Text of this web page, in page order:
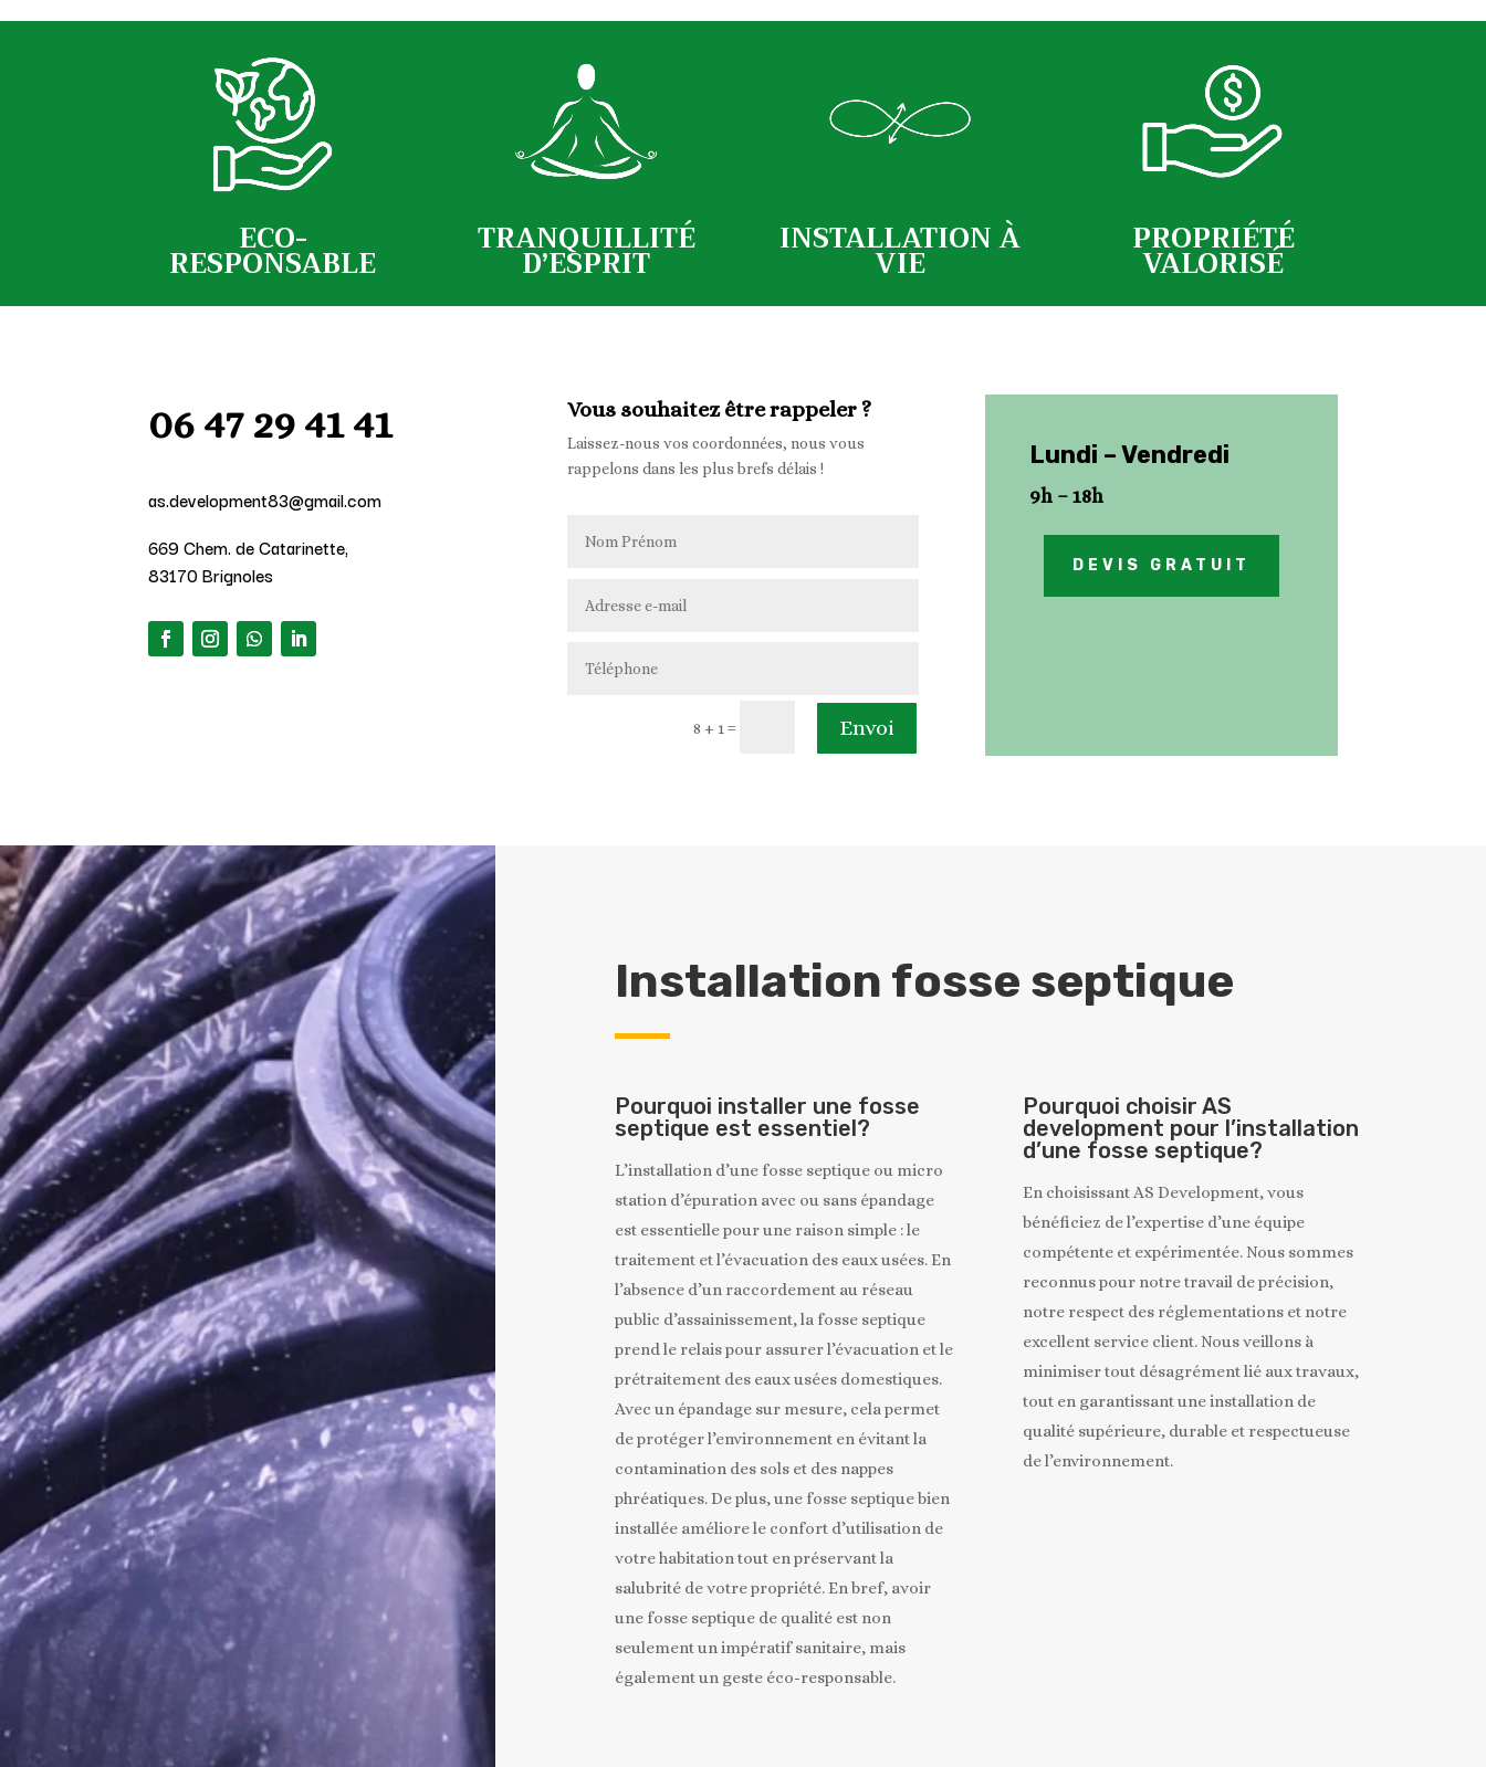
ECO-
RESPONSABLE
TRANQUILLITÉ
D’ESPRIT
INSTALLATION À
VIE
PROPRIÉTÉ
VALORISÉ
06 47 29 41 41
as.development83@gmail.com
669 Chem. de Catarinette,
83170 Brignoles
Vous souhaitez être rappeler ?
Laissez-nous vos coordonnées, nous vous
rappelons dans les plus brefs délais !
8 + 1= Envoi
Lundi – Vendredi
9h – 18h
DEVIS GRATUIT
Installation fosse septique
Pourquoi installer une fosse
septique est essentiel?
L’installation d’une fosse septique ou micro
station d’épuration avec ou sans épandage
est essentielle pour une raison simple : le
traitement et l’évacuation des eaux usées. En
l’absence d’un raccordement au réseau
public d’assainissement, la fosse septique
prend le relais pour assurer l’évacuation et le
prétraitement des eaux usées domestiques.
Avec un épandage sur mesure, cela permet
de protéger l’environnement en évitant la
contamination des sols et des nappes
phréatiques. De plus, une fosse septique bien
installée améliore le confort d’utilisation de
votre habitation tout en préservant la
salubrité de votre propriété. En bref, avoir
une fosse septique de qualité est non
seulement un impératif sanitaire, mais
également un geste éco-responsable.
Pourquoi choisir AS
development pour l’installation
d’une fosse septique?
En choisissant AS Development, vous
bénéficiez de l’expertise d’une équipe
compétente et expérimentée. Nous sommes
reconnus pour notre travail de précision,
notre respect des réglementations et notre
excellent service client. Nous veillons à
minimiser tout désagrément lié aux travaux,
tout en garantissant une installation de
qualité supérieure, durable et respectueuse
de l’environnement.